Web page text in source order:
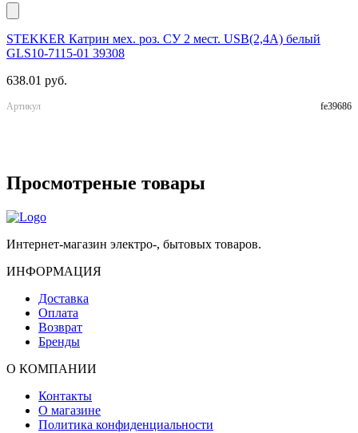
STEKKER Катрин мех. роз. СУ 2 мест. USB(2,4А) белый
GLS10-7115-01 39308
638.01 руб.
Артикул fe39686
Просмотреные товары
Интернет-магазин электро-, бытовых товаров.
ИНФОРМАЦИЯ
Доставка
Оплата
Возврат
Бренды
О КОМПАНИИ
Контакты
О магазине
Политика конфиденциальности